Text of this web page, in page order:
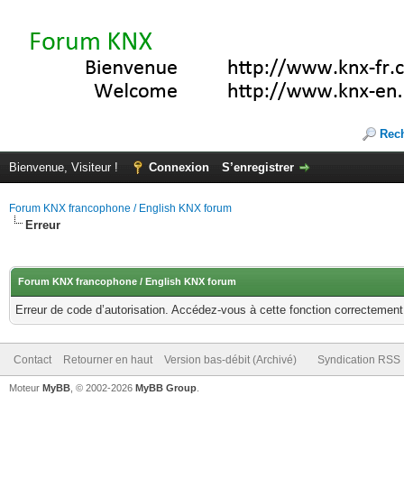
Bienvenue, Visiteur ! Connexion S’enregistrer
Forum KNX francophone / English KNX forum
Erreur
Forum KNX francophone / English KNX forum
Erreur de code d’autorisation. Accédez-vous à cette fonction
Contact Retourner en haut Version bas-débit (Archivé) Syndication RSS
Moteur MyBB , © 2002-2026 MyBB Group